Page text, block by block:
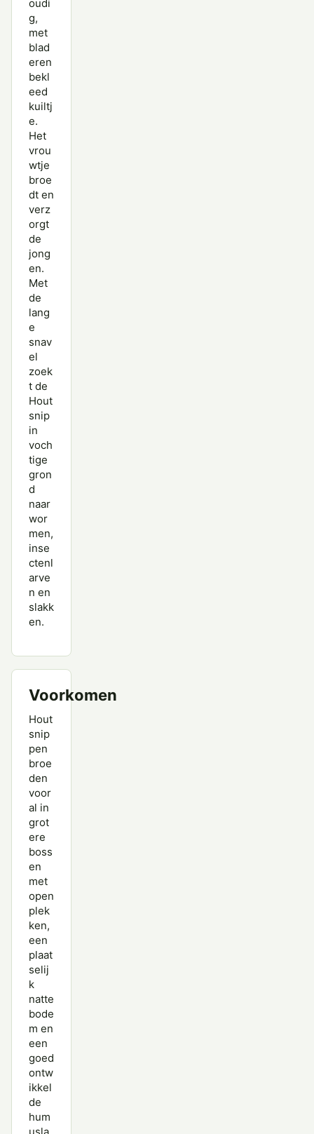
oudi
g,
met
blad
eren
bekl
eed
kuiltj
e.
Het
vrou
wtje
broe
dt en
verz
orgt
de
jong
en.
Met
de
lang
e
snav
el
zoek
t de
Hout
snip
in
voch
tige
gron
d
naar
wor
men,
inse
ctenl
arve
n en
slakk
en.
Voorkomen
Hout
snip
pen
broe
den
voor
al in
grot
ere
boss
en
met
open
plek
ken,
een
plaat
selij
k
natte
bode
m en
een
goed
ontw
ikkel
de
hum